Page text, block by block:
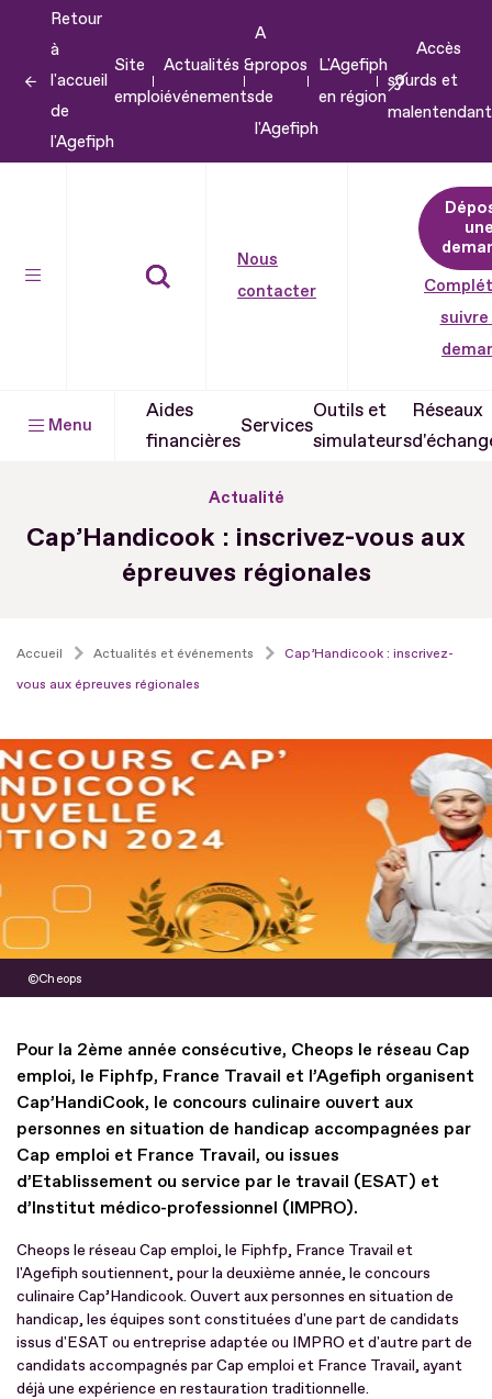
contenu
Retour
à
l'accueil
de
l'Agefiph
Site
emploi
Actualités &
événements
A
propos
de
l'Agefiph
L'Agefiph
en région
Accès
sourds et
Nous
contacter
suivre
Menu
Aides
financières
Services
Outils et
simulateurs
Réseaux
Actualité
Cap’Handicook : inscrivez-vous aux
épreuves régionales
Accueil Actualités et événements
Cap’Handicook : inscrivez-
vous aux épreuves régionales
Cheops
Pour la 2ème année consécutive, Cheops le réseau Cap
emploi, le Fiphfp, France Travail et l’Agefiph organisent
Cap’HandiCook, le concours culinaire ouvert aux
personnes en situation de handicap accompagnées par
Cap emploi et France Travail, ou issues
d’Etablissement ou service par le travail (ESAT) et
d’Institut médico-professionnel (IMPRO).
Cheops le réseau Cap emploi, le Fiphfp, France Travail et
l'Agefiph soutiennent, pour la deuxième année, le concours
culinaire Cap’Handicook. Ouvert aux personnes en situation de
handicap, les équipes sont constituées d'une part de candidats
issus d'ESAT ou entreprise adaptée ou IMPRO et d'autre part de
candidats accompagnés par Cap emploi et France Travail, ayant
déjà une expérience en restauration traditionnelle.